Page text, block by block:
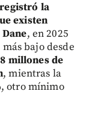
la
existen
Dane, en 2025
bajo desde
millones de
, mientras la
, otro mínimo